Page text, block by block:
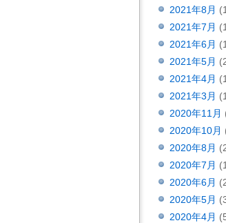
2021年8月
2021年7月
2021年6月
2021年5月
2021年4月
2021年3月
2020年11月
2020年10月
2020年8月
2020年7月
2020年6月
2020年5月
2020年4月